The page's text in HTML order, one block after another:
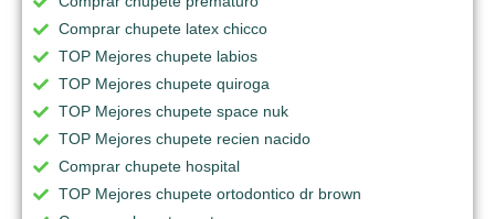
Comprar chupete latex chicco
TOP Mejores chupete labios
TOP Mejores chupete quiroga
TOP Mejores chupete space nuk
TOP Mejores chupete recien nacido
Comprar chupete hospital
TOP Mejores chupete ortodontico dr brown